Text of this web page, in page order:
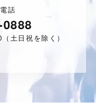
話
土日祝を除く）